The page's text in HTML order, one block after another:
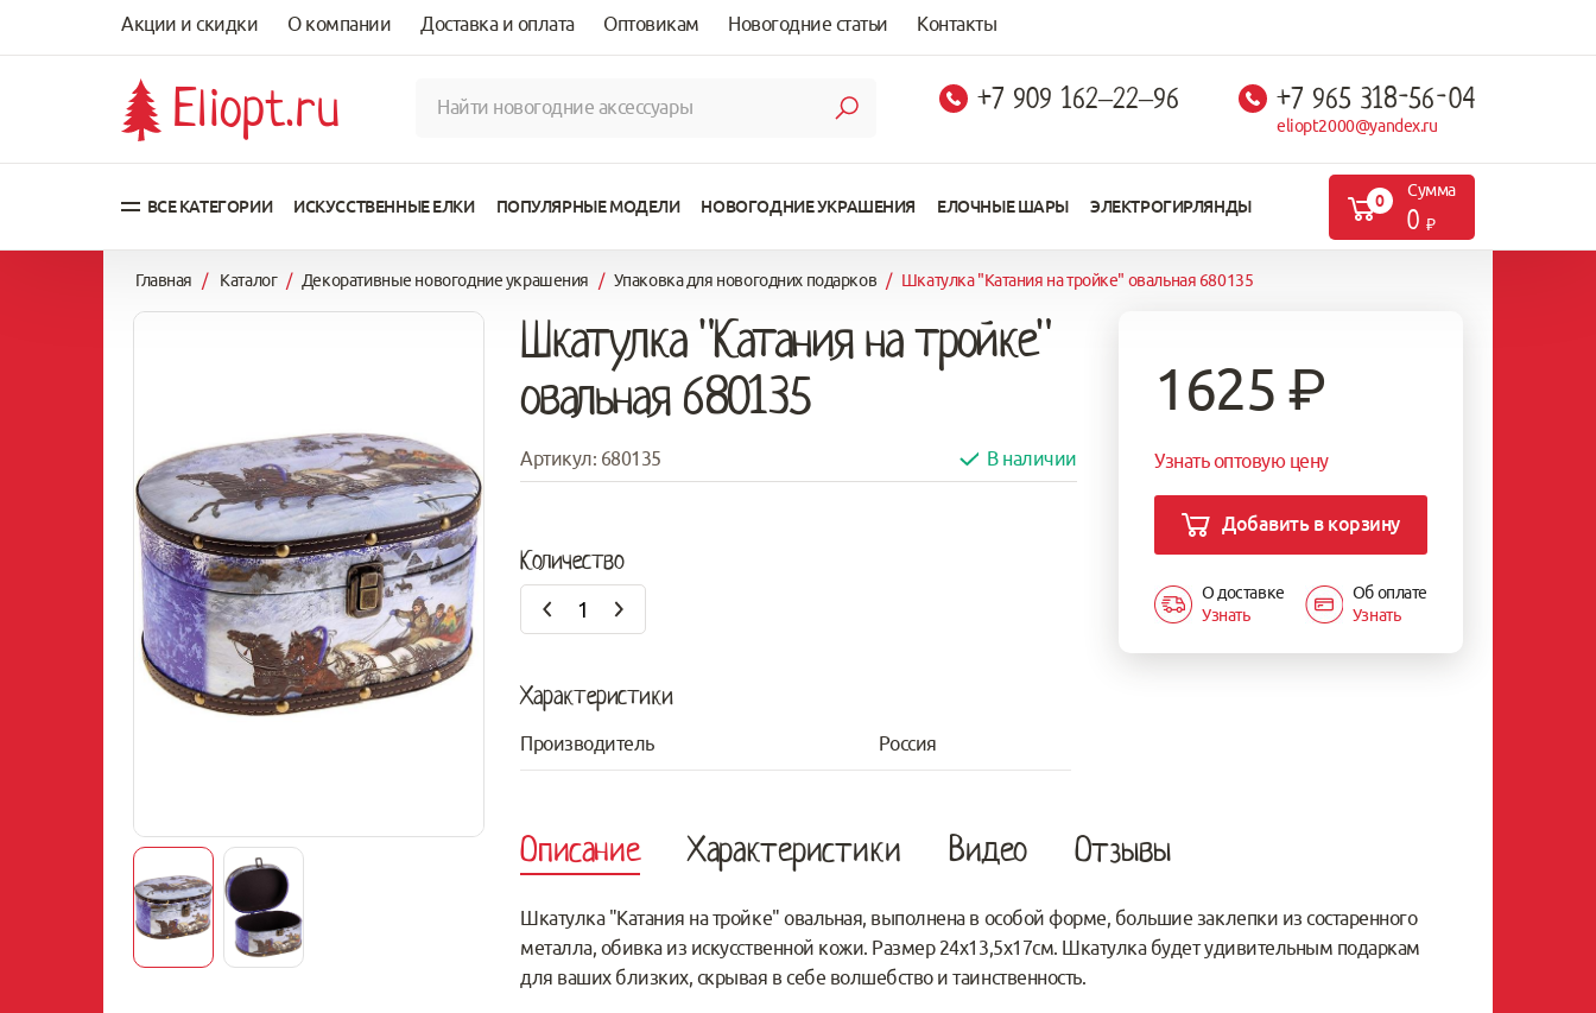
Акции и скидки О компании Доставка и оплата Оптовикам Новогодние статьи Контакты
Eliopt.ru +7 909 162–22–96 +7 965 318-56-04
eliopt2000@yandex.ru
ВСЕ КАТЕГОРИИ ИСКУССТВЕННЫЕ ЕЛКИ ПОПУЛЯРНЫЕ МОДЕЛИ НОВОГОДНИЕ УКРАШЕНИЯ ЕЛОЧНЫЕ ШАРЫ ЭЛЕКТРОГИРЛЯНДЫ 0
Сумма
0
Главная / Каталог / Декоративные новогодние украшения / Упаковка для новогодних подарков / Шкатулка "Катания на тройке" овальная 680135
Шкатулка "Катания на тройке"
овальная 680135
Артикул: 680135 В наличии
Количество
Характеристики
Производитель Россия
1625 ₽
Узнать оптовую цену
Добавить в корзину
О доставке
Узнать
Об оплате
Узнать
Описание Характеристики Видео Отзывы
Шкатулка "Катания на тройке" овальная, выполнена в особой форме, большие заклепки из состаренного
металла, обивка из искусственной кожи. Размер 24х13,5х17см. Шкатулка будет удивительным подаркам
для ваших близких, скрывая в себе волшебство и таинственность.